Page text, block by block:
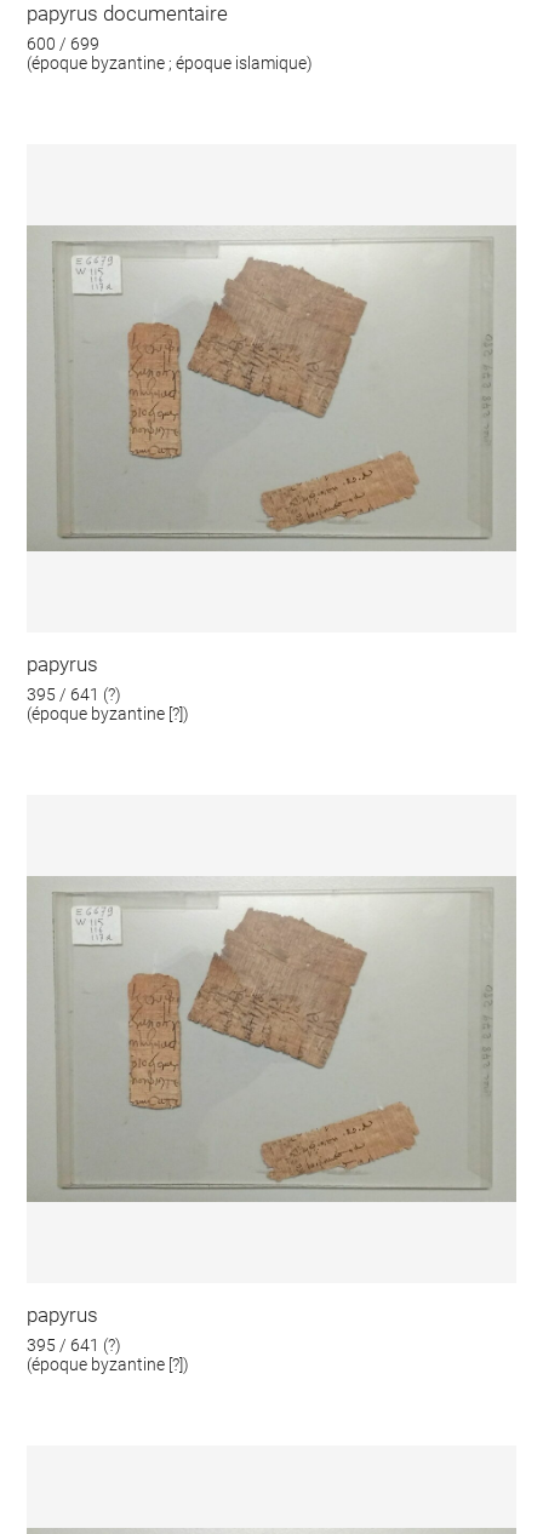
papyrus documentaire
600 / 699
(époque byzantine ; époque islamique)
papyrus
395 / 641 (?)
(époque byzantine [?])
papyrus
395 / 641 (?)
(époque byzantine [?])